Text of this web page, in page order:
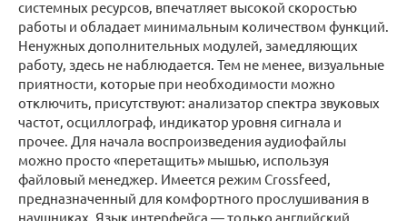
системных ресурсов, впечатляет высокой скоростью
работы и обладает минимальным количеством функций.
Ненужных дополнительных модулей, замедляющих
работу, здесь не наблюдается. Тем не менее, визуальные
приятности, которые при необходимости можно
отключить, присутствуют: анализатор спектра звуковых
частот, осциллограф, индикатор уровня сигнала и
прочее. Для начала воспроизведения аудиофайлы
можно просто «перетащить» мышью, используя
файловый менеджер. Имеется режим Crossfeed,
предназначенный для комфортного прослушивания в
наушниках. Язык интерфейса — только английский.